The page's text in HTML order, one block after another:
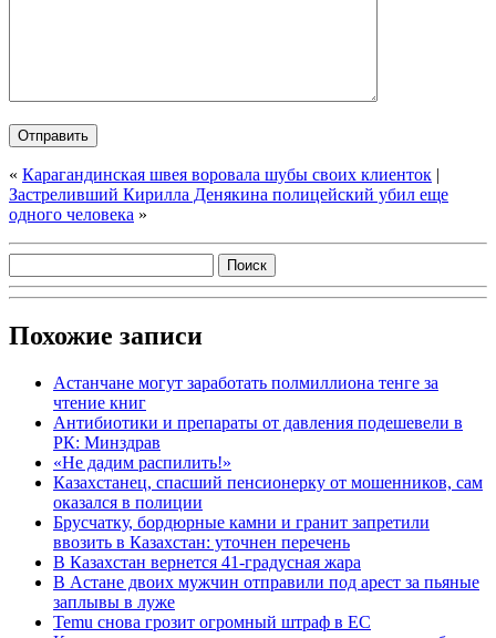
« Карагандинская швея воровала шубы своих клиенток |
Застреливший Кирилла Денякина полицейский убил еще
одного человека »
Похожие записи
Астанчане могут заработать полмиллиона тенге за
чтение книг
Антибиотики и препараты от давления подешевели в
РК: Минздрав
«Не дадим распилить!»
Казахстанец, спасший пенсионерку от мошенников, сам
оказался в полиции
Брусчатку, бордюрные камни и гранит запретили
ввозить в Казахстан: уточнен перечень
В Казахстан вернется 41-градусная жара
В Астане двоих мужчин отправили под арест за пьяные
заплывы в луже
Temu снова грозит огромный штраф в ЕС